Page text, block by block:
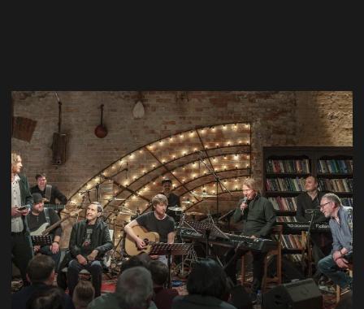
О нас
Контакты
Политика
конфиденциальности
Проекты